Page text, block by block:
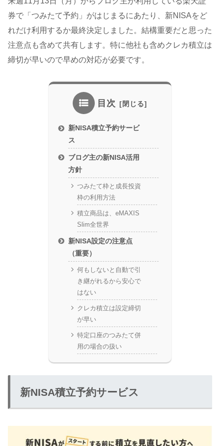
券で「つみたて予約」がはじまるにあたり、新NISAをど
れだけ利用するか最終決定しました。結構重要だと思った
注意点も含めて共有します。特に他社も含めクレカ積立は
締切が早いので早めの対応が必要です。
目次
新NISA積立予約サービ
ス
ブログ主の新NISA活用
方針
つみたて枠と成長投資
枠の利用方法
積立商品は、eMAXIS
Slim全世界
新NISA設定の注意点
（重要）
何もしないと自動で引
き継がれるから安心で
はない
クレカ積立は設定締切
が早い
特定口座のつみたて併
用の場合の扱い
新NISA積立予約サービス